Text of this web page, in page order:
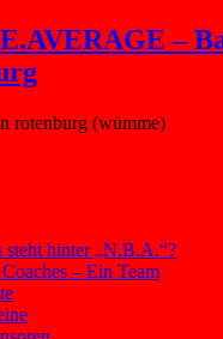
–
rotenburg (wümme)
steht hinter „N.B.A.“?
– Ein Team